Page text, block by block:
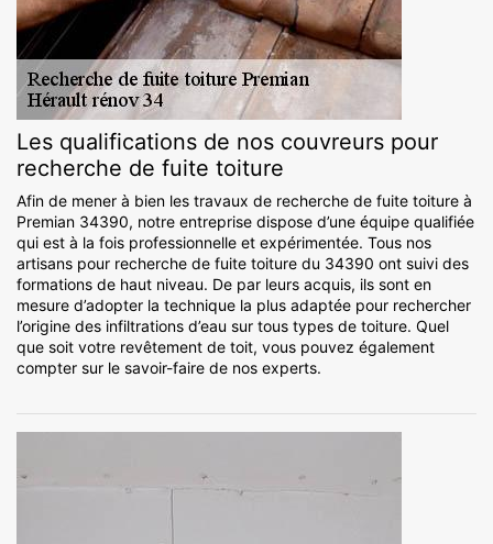
Les qualifications de nos couvreurs pour
recherche de fuite toiture
Afin de mener à bien les travaux de recherche de fuite toiture à
Premian 34390, notre entreprise dispose d’une équipe qualifiée
qui est à la fois professionnelle et expérimentée. Tous nos
artisans pour recherche de fuite toiture du 34390 ont suivi des
formations de haut niveau. De par leurs acquis, ils sont en
mesure d’adopter la technique la plus adaptée pour rechercher
l’origine des infiltrations d’eau sur tous types de toiture. Quel
que soit votre revêtement de toit, vous pouvez également
compter sur le savoir-faire de nos experts.